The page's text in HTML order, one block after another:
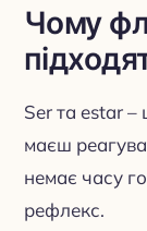
Чому
Ser та estar –
маєш
немає часу
рефлекс.